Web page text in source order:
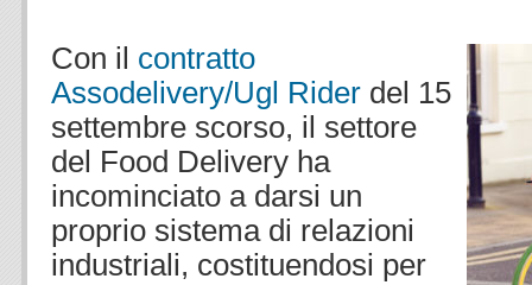
Con il contratto
Assodelivery/Ugl Rider del 15
settembre scorso, il settore
del Food Delivery ha
incominciato a darsi un
proprio sistema di relazioni
industriali, costituendosi per